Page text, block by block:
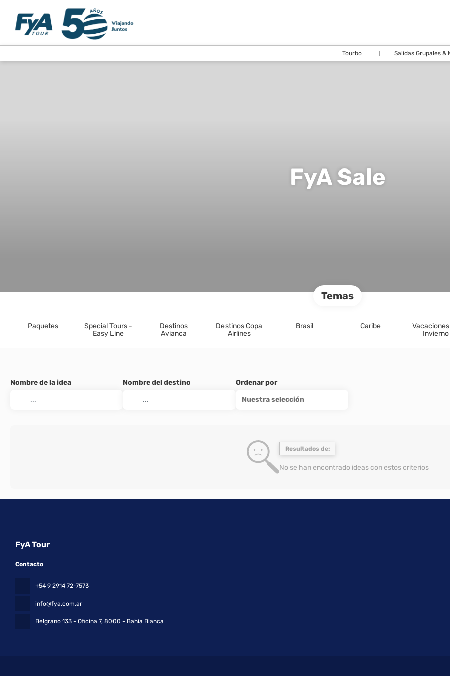
Tourbo Salidas Grupales &
FyA Sale
Temas
Paquetes
Special Tours -
Easy Line
Destinos
Avianca
Destinos Copa
Airlines
Brasil Caribe
Invierno
Nombre de la idea Nombre del destino
Ordenar por
Nuestra selección
Resultados de:
No se han encontrado ideas con estos criterios
FyA Tour
Contacto
+54 9 2914 72-7573
info@fya.com.ar
Belgrano 133 - Oficina 7, 8000 - Bahia Blanca